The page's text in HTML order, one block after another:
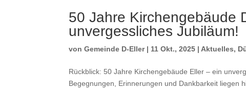
50 Jahre Kirchengebäude
unvergessliches Jubiläum!
vonGemeinde D-Eller| 11 Okt., 2025 | Aktuelles,
Rückblick: 50 Jahre Kirchengebäude Eller – ein
Begegnungen, Erinnerungen und Dankbarkeit liegen